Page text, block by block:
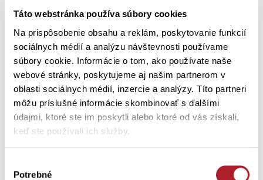
Táto webstránka používa súbory cookies
Na prispôsobenie obsahu a reklám, poskytovanie funkcií
sociálnych médií a analýzu návštevnosti používame
súbory cookie. Informácie o tom, ako používate naše
webové stránky, poskytujeme aj našim partnerom v
oblasti sociálnych médií, inzercie a analýzy. Títo partneri
môžu príslušné informácie skombinovať s ďalšími
údajmi, ktoré ste im poskytli alebo ktoré od vás získali,
keď ste používali ich služby.
súhlasu
Potrebné
Ako ošetriť výrobok
Zákazníci si tiež kúpili